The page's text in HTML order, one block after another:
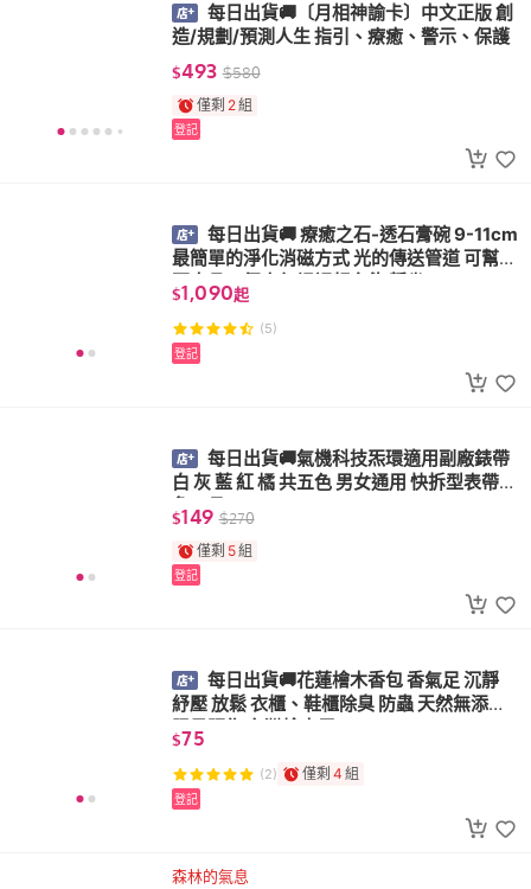
每日出貨🚚〔月相神諭卡〕中文正版 創
造/規劃/預測人生 指引、療癒、警示、保護
$493 $580
僅剩 2組
登記
每日出貨🚚 療癒之石-透石膏碗 9-11cm
最簡單的淨化消磁方式 光的傳送管道 可幫礦
石水晶、個人氣場調頻充能 靜坐
$1,090起
(5)
登記
每日出貨🚚氣機科技炁環適用副廠錶帶
白 灰 藍 紅 橘 共五色 男女通用 快拆型表帶
免工具 22mm
$149 $270
僅剩 5組
登記
每日出貨🚚花蓮檜木香包 香氣足 沉靜
紓壓 放鬆 衣櫃、鞋櫃除臭 防蟲 天然無添加
限量販售 台灣檜木屑
$75
(2) 僅剩 4 組
登記
森林的氣息